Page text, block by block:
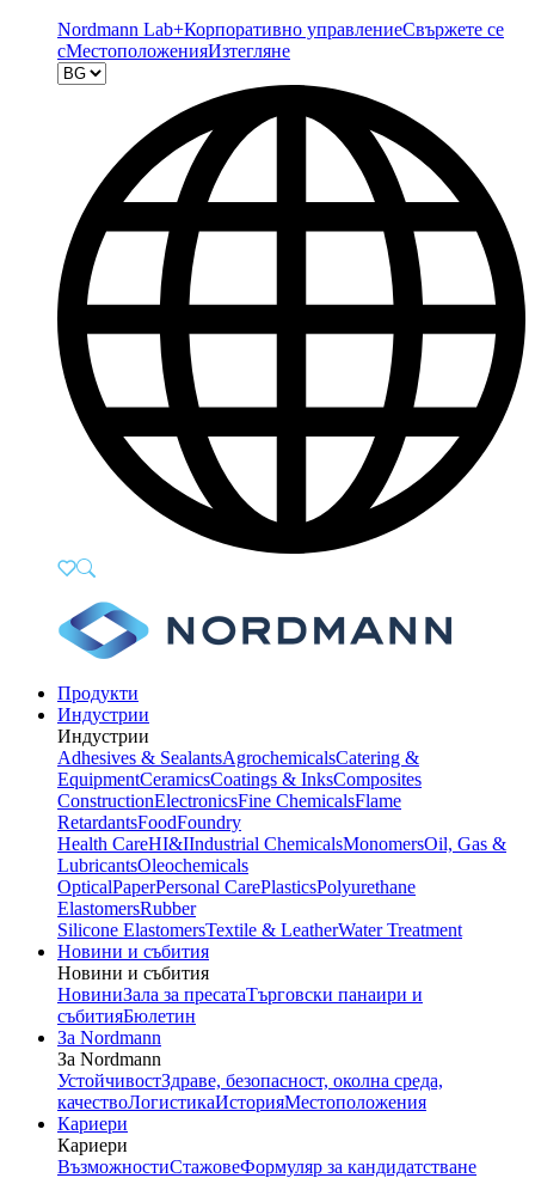
Nordmann Lab+Корпоративно управлениеСвържете се
сМестоположенияИзтегляне
Продукти
Индустрии
Индустрии
Adhesives & SealantsAgrochemicalsCatering &
EquipmentCeramicsCoatings & InksComposites
ConstructionElectronicsFine ChemicalsFlame
RetardantsFoodFoundry
Health CareHI&IIndustrial ChemicalsMonomersOil, Gas &
LubricantsOleochemicals
OpticalPaperPersonal CarePlasticsPolyurethane
ElastomersRubber
Silicone ElastomersTextile & LeatherWater Treatment
Новини и събития
Новини и събития
НовиниЗала за пресатаТърговски панаири и
събитияБюлетин
За Nordmann
За Nordmann
УстойчивостЗдраве, безопасност, околна среда,
качествоЛогистикаИсторияМестоположения
Кариери
Кариери
ВъзможностиСтажовеФормуляр за кандидатстване